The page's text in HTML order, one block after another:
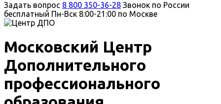
Задать вопрос 8 800 350-36-28 Звонок по России
бесплатный Пн-Вск 8:00-21:00 по Москве
Московский Центр
Дополнительного
профессионального